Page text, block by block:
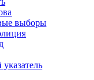
выборы